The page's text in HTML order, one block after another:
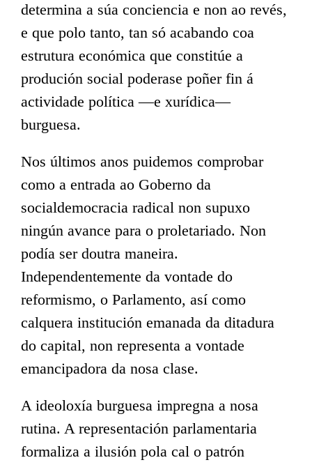
determina a súa conciencia e non ao revés,
e que polo tanto, tan só acabando coa
estrutura económica que constitúe a
produción social poderase poñer fin á
actividade política —e xurídica—
burguesa.
Nos últimos anos puidemos comprobar
como a entrada ao Goberno da
socialdemocracia radical non supuxo
ningún avance para o proletariado. Non
podía ser doutra maneira.
Independentemente da vontade do
reformismo, o Parlamento, así como
calquera institución emanada da ditadura
do capital, non representa a vontade
emancipadora da nosa clase.
A ideoloxía burguesa impregna a nosa
rutina. A representación parlamentaria
formaliza a ilusión pola cal o patrón